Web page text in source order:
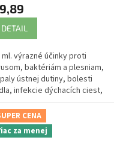
DETAIL
ml. výrazné účinky proti
baktériám a plesniam,
ústnej dutiny, bolesti
infekcie dýchacích ciest,
vypätia,
únava. Je
CENA
za menej